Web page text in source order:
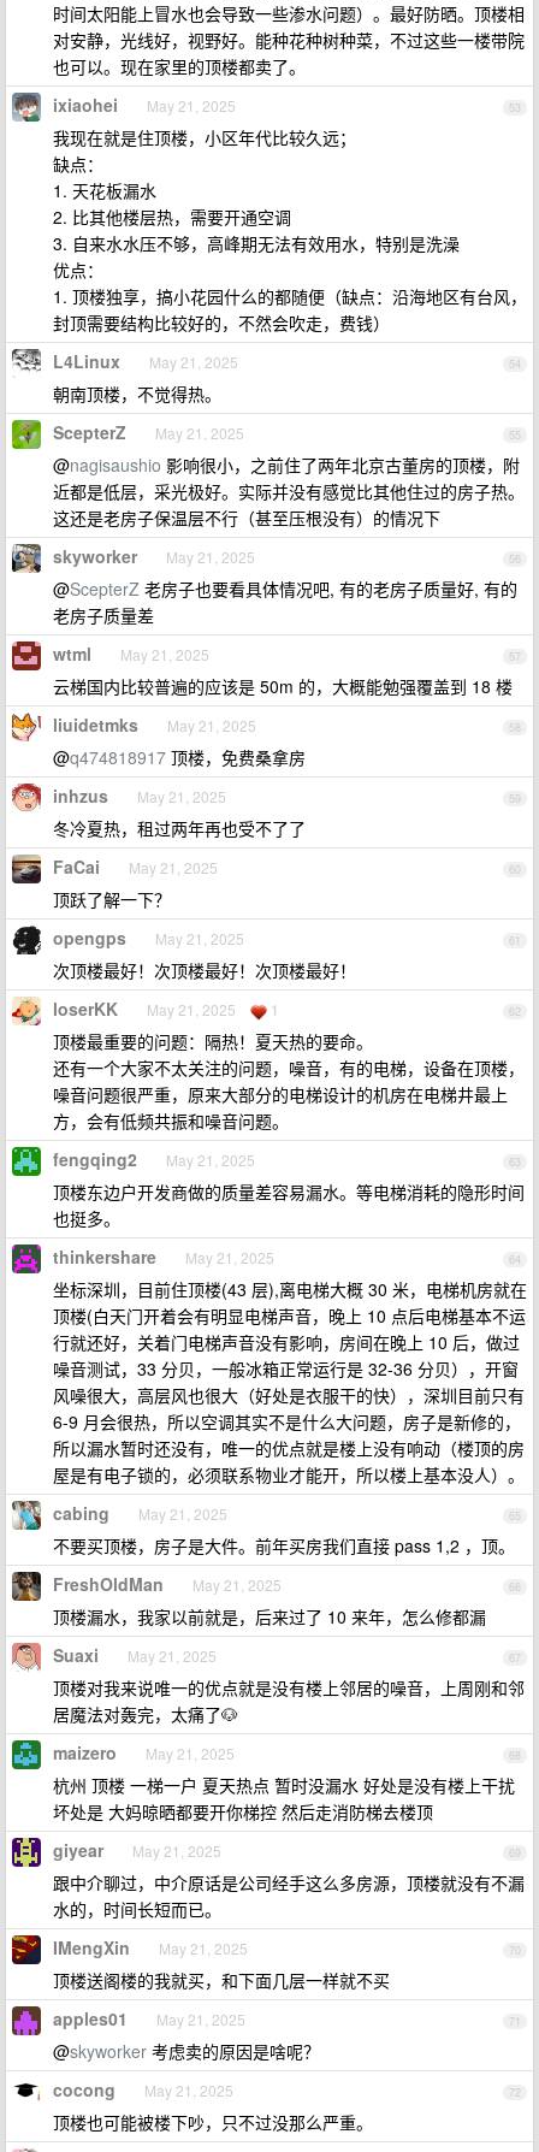
时间太阳能上冒水也会导致一些渗水问题）。最好防晒。顶楼相
对安静，光线好，视野好。能种花种树种菜，不过这些一楼带院
也可以。现在家里的顶楼都卖了。
53
ixiaohei May 21, 2025
我现在就是住顶楼，小区年代比较久远；
缺点：
1. 天花板漏水
2. 比其他楼层热，需要开通空调
3. 自来水水压不够，高峰期无法有效用水，特别是洗澡
优点：
1. 顶楼独享，搞小花园什么的都随便（缺点：沿海地区有台风，
封顶需要结构比较好的，不然会吹走，费钱）
54
L4Linux May 21, 2025
朝南顶楼，不觉得热。
55
ScepterZ May 21, 2025
@nagisaushio 影响很小，之前住了两年北京古董房的顶楼，附
近都是低层，采光极好。实际并没有感觉比其他住过的房子热。
这还是老房子保温层不行（甚至压根没有）的情况下
56
skyworker May 21, 2025
@ScepterZ 老房子也要看具体情况吧, 有的老房子质量好, 有的
老房子质量差
57
wtml May 21, 2025
云梯国内比较普遍的应该是 50m 的，大概能勉强覆盖到 18 楼
58
liuidetmks May 21, 2025
@q474818917 顶楼，免费桑拿房
59
inhzus May 21, 2025
冬冷夏热，租过两年再也受不了了
60
FaCai May 21, 2025
顶跃了解一下？
61
opengps May 21, 2025
次顶楼最好！次顶楼最好！次顶楼最好！
62
loserKK May 21, 2025 1
顶楼最重要的问题：隔热！夏天热的要命。
还有一个大家不太关注的问题，噪音，有的电梯，设备在顶楼，
噪音问题很严重，原来大部分的电梯设计的机房在电梯井最上
方，会有低频共振和噪音问题。
63
fengqing2 May 21, 2025
顶楼东边户开发商做的质量差容易漏水。等电梯消耗的隐形时间
也挺多。
64
thinkershare May 21, 2025
坐标深圳，目前住顶楼(43 层),离电梯大概 30 米，电梯机房就在
顶楼(白天门开着会有明显电梯声音，晚上 10 点后电梯基本不运
行就还好，关着门电梯声音没有影响，房间在晚上 10 后，做过
噪音测试，33 分贝，一般冰箱正常运行是 32-36 分贝），开窗
风噪很大，高层风也很大（好处是衣服干的快），深圳目前只有
6-9 月会很热，所以空调其实不是什么大问题，房子是新修的，
所以漏水暂时还没有，唯一的优点就是楼上没有响动（楼顶的房
屋是有电子锁的，必须联系物业才能开，所以楼上基本没人）。
65
cabing May 21, 2025
不要买顶楼，房子是大件。前年买房我们直接 pass 1,2 ，顶。
66
FreshOldMan May 21, 2025
顶楼漏水，我家以前就是，后来过了 10 来年，怎么修都漏
67
Suaxi May 21, 2025
顶楼对我来说唯一的优点就是没有楼上邻居的噪音，上周刚和邻
居魔法对轰完，太痛了🐶
68
maizero May 21, 2025
杭州 顶楼 一梯一户 夏天热点 暂时没漏水 好处是没有楼上干扰
坏处是 大妈晾晒都要开你梯控 然后走消防梯去楼顶
69
giyear May 21, 2025
跟中介聊过，中介原话是公司经手这么多房源，顶楼就没有不漏
水的，时间长短而已。
70
IMengXin May 21, 2025
顶楼送阁楼的我就买，和下面几层一样就不买
71
apples01 May 21, 2025
@skyworker 考虑卖的原因是啥呢？
72
cocong May 21, 2025
顶楼也可能被楼下吵，只不过没那么严重。